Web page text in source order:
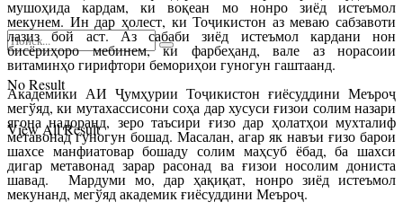
No Result
View All Result
мушоҳида кардам, ки воқеан мо нонро зиёд истеъмол
мекунем. Ин дар ҳолест, ки Тоҷикистон аз меваю сабзавоти
лазиз бой аст. Аз сабаби зиёд истеъмол кардани нон
бисёриҳоро мебинем, ки фарбеҳанд, вале аз норасоии
витаминҳо гирифтори бемориҳои гуногун гаштаанд.
Академики АИ Ҷумҳурии Тоҷикистон ғиёсуддини Меъроҷ
мегўяд, ки мутахассисони соҳа дар хусуси ғизои солим назари
ягона надоранд, зеро таъсири ғизо дар ҳолатҳои мухталиф
метавонад гуногун бошад. Масалан, агар як навъи ғизо барои
шахсе манфиатовар бошаду солим маҳсуб ёбад, ба шахси
дигар метавонад зарар расонад ва ғизои носолим дониста
шавад. Мардуми мо, дар ҳақиқат, нонро зиёд истеъмол
мекунанд, мегўяд академик ғиёсуддини Меъроҷ.